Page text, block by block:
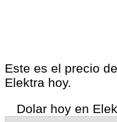
Este es el precio
Elektra hoy.
Dolar hoy en